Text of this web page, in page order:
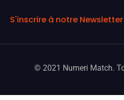
S'inscrire à notre Newsletter
© 2021 Numeri Match.